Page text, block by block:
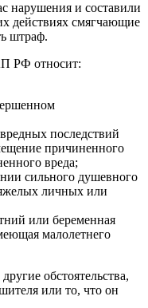
нарушения и составили
действиях смягчающие
штраф.
РФ относит:
последствий
причиненного
вреда;
сильного душевного
личных или
или беременная
малолетнего
обстоятельства,
или то, что он